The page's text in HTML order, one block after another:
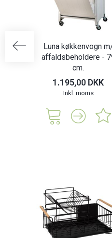
Luna køkkenvogn
affaldsbeholdere -
cm.
1.195,00 DKK
Inkl. moms